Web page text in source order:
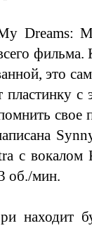
Dreams:
фильма.
это
пластинку с
свое
с
об./мин.
находит